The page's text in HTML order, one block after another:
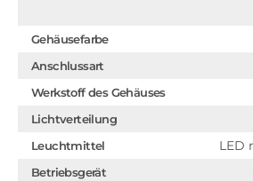
Gehäusefarbe
Anschlussart
Werkstoff des Gehäuses
Lichtverteilung
Leuchtmittel LED
Betriebsgerät